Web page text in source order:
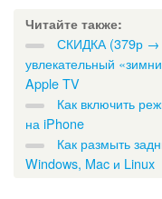
Читайте также:
СКИДКА (379р →
увлекательный
Apple TV
Как включить
на iPhone
Как размыть
Windows, Mac и Linux